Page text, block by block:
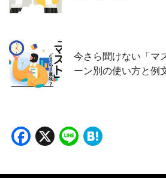
今さら聞けない「マ
ーン別の使い方と例
Facebook
X Line